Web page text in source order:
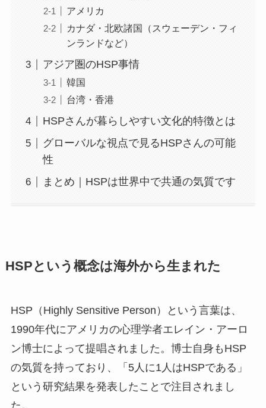
アメリカ
カナダ・北欧諸国（スウェーデン・フィ
ンランドなど）
アジア圏のHSP事情
韓国
台湾・香港
HSPさんが暮らしやすい文化的特徴とは
グローバルな視点で見るHSPさんの可能
性
まとめ｜HSPは世界中で共通の気質です
HSPという概念は海外から生まれた
HSP（Highly Sensitive Person）という言葉は、
1990年代にアメリカの心理学者エレイン・アーロ
ン博士によって提唱されました。博士自身もHSP
の気質を持っており、「5人に1人はHSPである」
という研究結果を発表したことで注目されまし
た。